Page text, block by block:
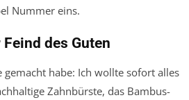
Nummer eins.
des Guten
gemacht habe: Ich wollte sofort alles
Zahnbürste, das Bambus-